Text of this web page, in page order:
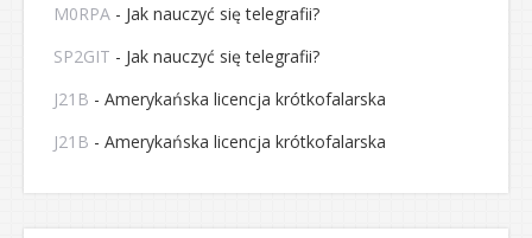
M0RPA - Jak nauczyć się telegrafii?
SP2GIT - Jak nauczyć się telegrafii?
J21B - Amerykańska licencja krótkofalarska
J21B - Amerykańska licencja krótkofalarska